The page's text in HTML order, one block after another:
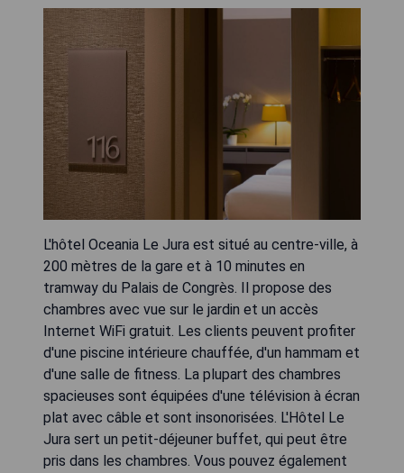
L'hôtel Oceania Le Jura est situé au centre-ville, à
200 mètres de la gare et à 10 minutes en
tramway du Palais de Congrès. Il propose des
chambres avec vue sur le jardin et un accès
Internet WiFi gratuit. Les clients peuvent profiter
d'une piscine intérieure chauffée, d'un hammam et
d'une salle de fitness. La plupart des chambres
spacieuses sont équipées d'une télévision à écran
plat avec câble et sont insonorisées. L'Hôtel Le
Jura sert un petit-déjeuner buffet, qui peut être
pris dans les chambres. Vous pouvez également